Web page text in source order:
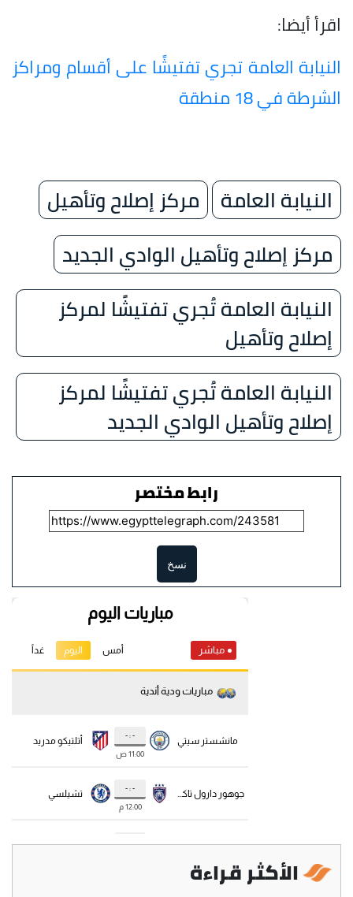
اقرأ أيضا:
النيابة العامة تجري تفتيشًا على أقسام ومراكز
الشرطة في 18 منطقة
النيابة العامة
مركز إصلاح وتأهيل
مركز إصلاح وتأهيل الوادي الجديد
النيابة العامة تُجري تفتيشًا لمركز
إصلاح وتأهيل
النيابة العامة تُجري تفتيشًا لمركز
إصلاح وتأهيل الوادي الجديد
رابط مختصر
نسخ
الأكثر قراءة